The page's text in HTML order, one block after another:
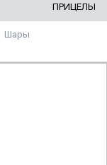
ПРИЦЕЛЫ
Шары